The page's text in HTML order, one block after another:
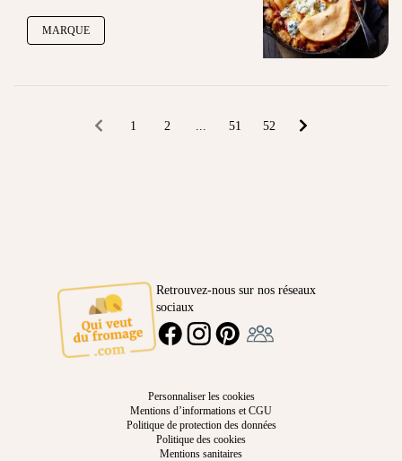
MARQUE
1 2 51 52
Retrouvez-nous sur nos réseaux
sociaux
FACEBOOKINSTAGRAMPINTEREST
Personnaliser les cookies
Mentions d’informations et CGU
Politique de protection des données
Politique des cookies
Mentions sanitaires